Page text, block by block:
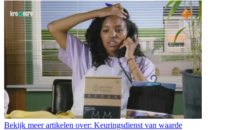
Bekijk meer artikelen over: Keuringsdienst van waarde